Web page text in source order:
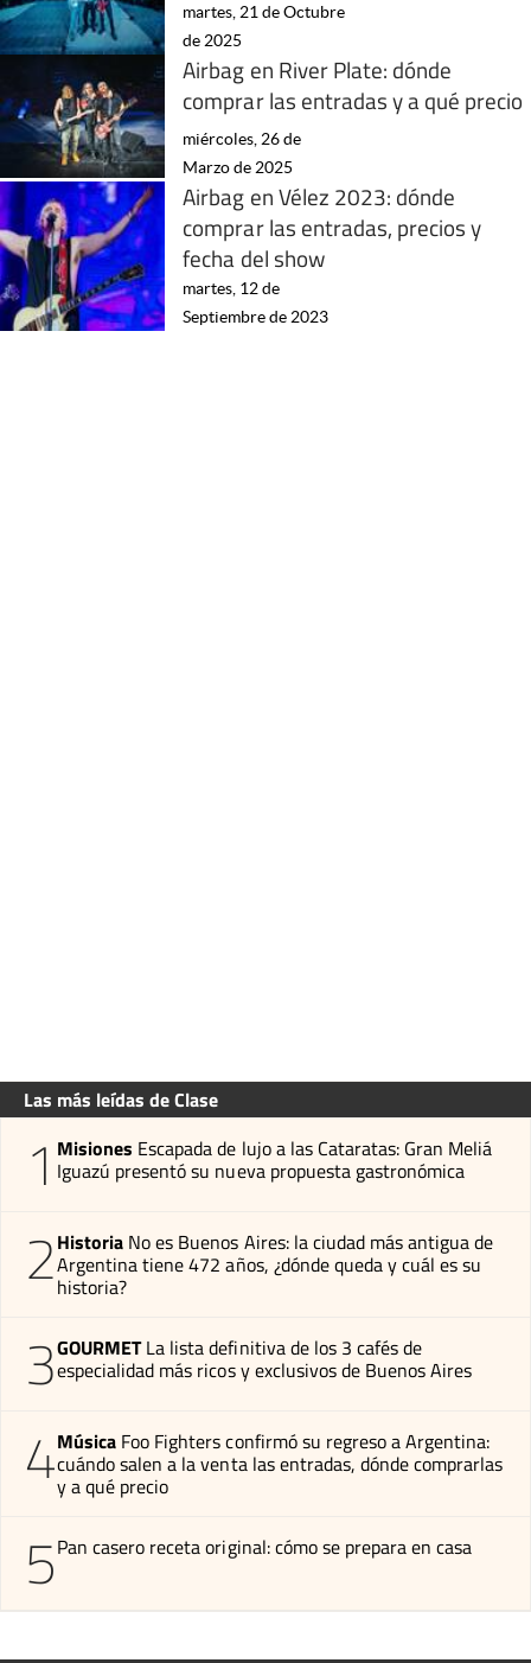
martes, 21 de Octubre
de 2025
Airbag en River Plate: dónde
comprar las entradas y a qué precio
miércoles, 26 de
Marzo de 2025
Airbag en Vélez 2023: dónde
comprar las entradas, precios y
fecha del show
martes, 12 de
Septiembre de 2023
Las más leídas de Clase
1 Misiones Escapada de lujo a las Cataratas: Gran Meliá
Iguazú presentó su nueva propuesta gastronómica
2Historia No es Buenos Aires: la ciudad más antigua de
Argentina tiene 472 años, ¿dónde queda y cuál es su
historia?
3GOURMET La lista definitiva de los 3 cafés de
especialidad más ricos y exclusivos de Buenos Aires
4Música Foo Fighters confirmó su regreso a Argentina:
cuándo salen a la venta las entradas, dónde comprarlas
y a qué precio
5Pan casero receta original: cómo se prepara en casa